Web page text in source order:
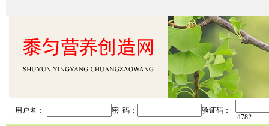
用户名： 密 码： 验证码：
4782